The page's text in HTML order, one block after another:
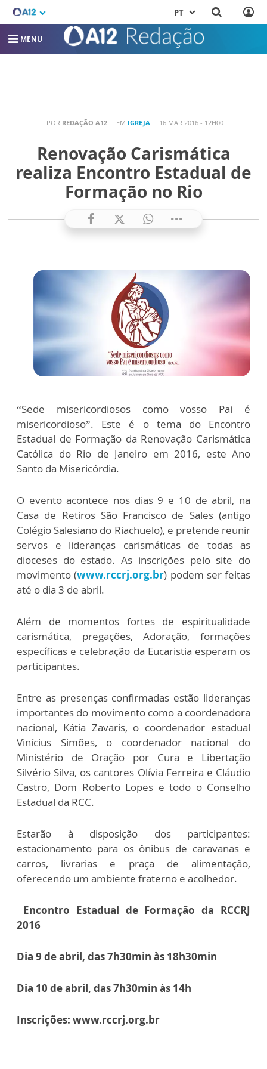
PT
MENU
POR REDAÇÃO A12 EM IGREJA 16 MAR 2016 - 12H00
Renovação Carismática
realiza Encontro Estadual de
Formação no Rio
“Sede misericordiosos como vosso Pai é
misericordioso”. Este é o tema do Encontro
Estadual de Formação da Renovação Carismática
Católica do Rio de Janeiro em 2016, este Ano
Santo da Misericórdia.
O evento acontece nos dias 9 e 10 de abril, na
Casa de Retiros São Francisco de Sales (antigo
Colégio Salesiano do Riachuelo), e pretende reunir
servos e lideranças carismáticas de todas as
dioceses do estado. As inscrições pelo site do
movimento (www.rccrj.org.br) podem ser feitas
até o dia 3 de abril.
Além de momentos fortes de espiritualidade
carismática, pregações, Adoração, formações
específicas e celebração da Eucaristia esperam os
participantes.
Entre as presenças confirmadas estão lideranças
importantes do movimento como a coordenadora
nacional, Kátia Zavaris, o coordenador estadual
Vinícius Simões, o coordenador nacional do
Ministério de Oração por Cura e Libertação
Silvério Silva, os cantores Olívia Ferreira e Cláudio
Castro, Dom Roberto Lopes e todo o Conselho
Estadual da RCC.
Estarão à disposição dos participantes:
estacionamento para os ônibus de caravanas e
carros, livrarias e praça de alimentação,
oferecendo um ambiente fraterno e acolhedor.
Encontro Estadual de Formação da RCCRJ
2016
Dia 9 de abril, das 7h30min às 18h30min
Dia 10 de abril, das 7h30min às 14h
Inscrições: www.rccrj.org.br